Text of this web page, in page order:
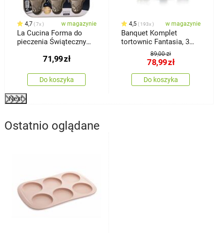
4,7 7x w magazynie
La Cucina Forma do
pieczenia Świąteczny
71,99zł
Do koszyka
4,5 193x w magazynie
Banquet Komplet
tortownic Fantasia, 3
89,00 zł
78,99zł
Do koszyka
Next
Ostatnio oglądane